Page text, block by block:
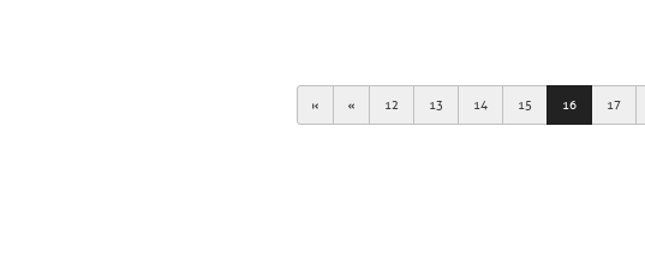
First Previous
12 13 14 15 16 17